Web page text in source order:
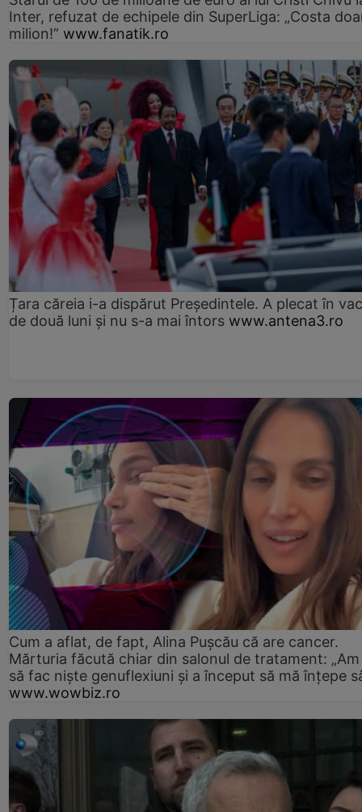
Inter, refuzat de echipele din SuperLiga: „Costa
milion!” www.fanatik.ro
Țara căreia i-a dispărut Președintele. A plecat în
de două luni și nu s-a mai întors www.antena3.ro
Cum a aflat, de fapt, Alina Pușcău că are cancer.
Mărturia făcută chiar din salonul de tratament:
să fac niște genuflexiuni și a început să mă înțepe
www.wowbiz.ro